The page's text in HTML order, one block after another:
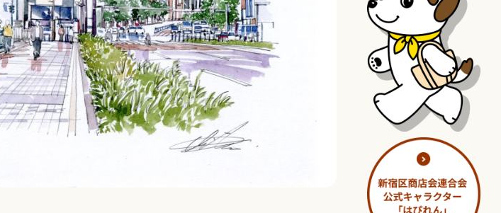
淀橋市場 ～わせだ新宿百景～